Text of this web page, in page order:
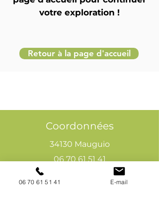
votre exploration !
Retour à la page d'accueil
Coordonnées
34130 Mauguio
06 70 61 51 41
cogivia@gmail.com
06 70 61 51 41 E-mail